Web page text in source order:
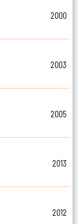
2000
2003
2005
2013
2012